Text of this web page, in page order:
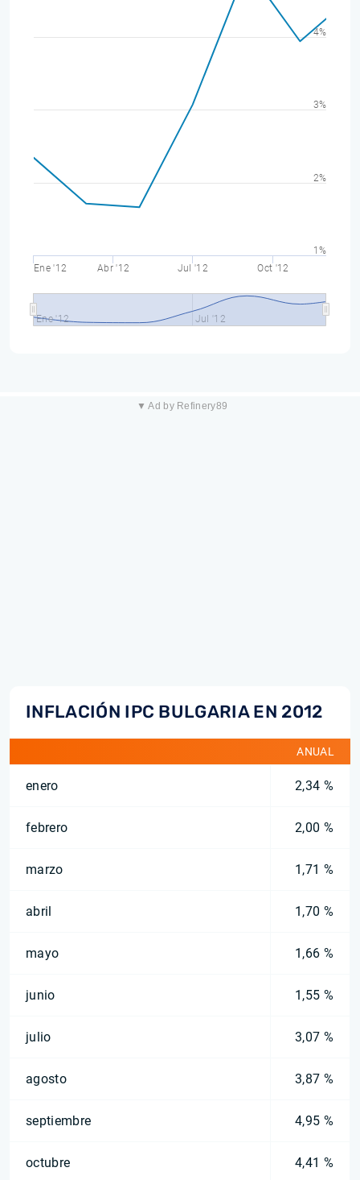
Ene '12 Abr '12 Jul '12 Oct '12
Ene '12 Jul '12
1%
2%
3%
4%
▼ Ad by Refinery89
INFLACIÓN IPC BULGARIA EN 2012
ANUAL
enero 2,34 %
febrero 2,00 %
marzo 1,71 %
abril 1,70 %
mayo 1,66 %
junio 1,55 %
julio 3,07 %
agosto 3,87 %
septiembre 4,95 %
octubre 4,41 %